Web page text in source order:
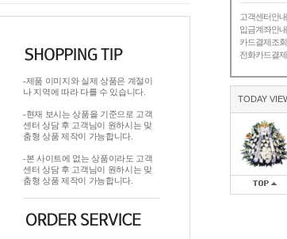
고객센터안내
입금계좌안내
카드결제조회
전화카드결제
TODAY
-제품 이미지와 실제 상품은 계절이
나 지역에 따라 다를 수 있습니다.
-현재 보시는 상품을 기준으로 고객
센터 상담 후 고객님이 원하시는 맞
춤형 상품 제작이 가능합니다.
-본 사이트에 없는 상품이라도 고객
센터 상담 후 고객님이 원하시는 맞
춤형 상품 제작이 가능합니다.